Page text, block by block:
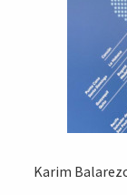
Karim